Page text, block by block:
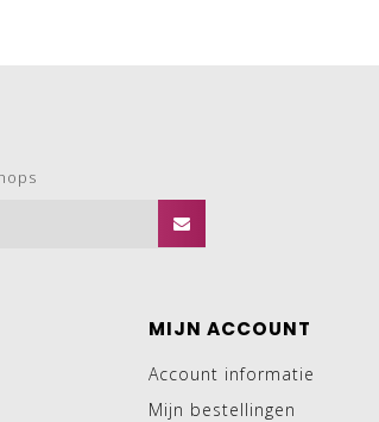
MIJN ACCOUNT
Account informatie
Mijn bestellingen